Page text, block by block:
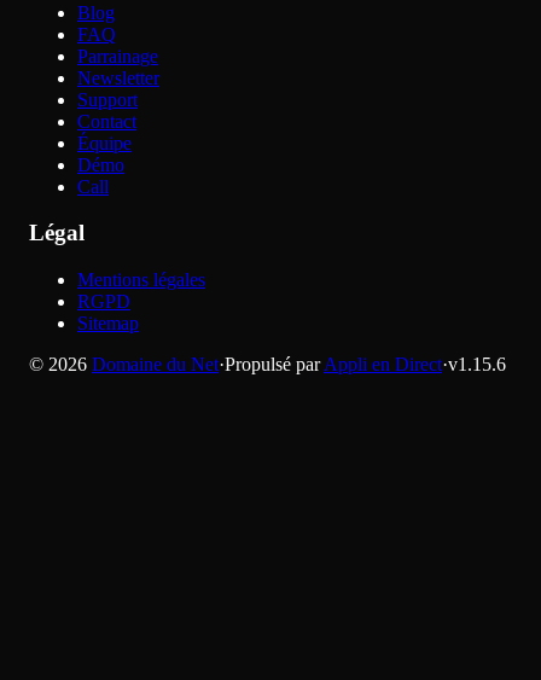
Blog
FAQ
Parrainage
Newsletter
Support
Contact
Équipe
Démo
Call
Légal
Mentions légales
RGPD
Sitemap
© 2026 Domaine du Net·Propulsé par Appli en Direct·v1.15.6